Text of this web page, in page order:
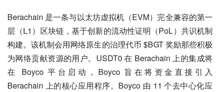
Berachain 是一条与以太坊虚拟机（EVM）完全兼容的第一
层（L1）区块链，基于创新的流动性证明（PoL）共识机制
构建。该机制会用网络原生的治理代币 $BGT 奖励那些积极
为网络贡献资源的用户。USDT0 在 Berachain 上的集成将
在 Boyco 平台启动，Boyco 旨在将资金直接引入
Berachain 上的核心应用程序。Boyco 由 11 个去中心化应